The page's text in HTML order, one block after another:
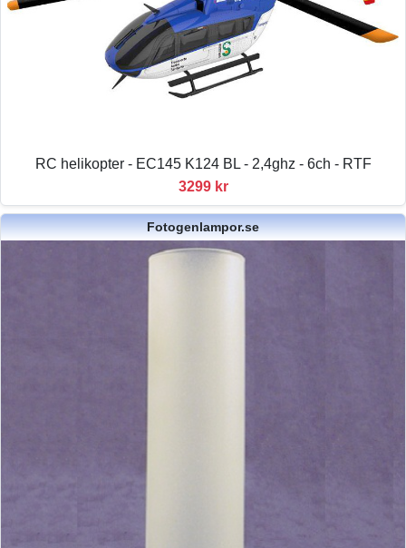
RC helikopter - EC145 K124 BL - 2,4ghz - 6ch - RTF
3299 kr
Fotogenlampor.se